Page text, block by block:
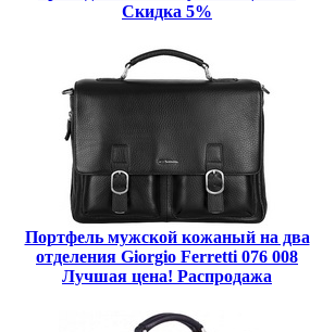
Скидка 5%
Портфель мужской кожаный на два
отделения Giorgio Ferretti 076 008
Лучшая цена! Распродажа